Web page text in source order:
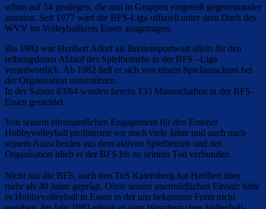
schon auf 54 gestiegen, die nun in Gruppen eingeteilt gegeneinander
antraten. Seit 1977 wird die BFS-Liga offiziell unter dem Dach des
WVV im Volleyballkreis Essen ausgetragen.
Bis 1982 war Heribert Adorf als Breitensportwart allein für den
reibungslosen Ablauf des Spielbetriebs in der BFS –Liga
verantwortlich. Ab 1982 ließ er sich von einem Spielausschuss bei
der Organisation unterstützen.
In der Saison 83/84 wurden bereits 133 Mannschaften in der BFS-
Essen gemeldet.
Von seinem ehrenamtlichen Engagement für den Essener
Hobbyvolleyball profitierten wir noch viele Jahre und auch nach
seinem Ausscheiden aus dem aktiven Spielbetrieb und der
Organisation blieb er der BFS bis zu seinem Tod verbunden.
Nicht nur die BFS, auch den TuS Katernberg hat Heribert über
mehr als 40 Jahre geprägt. Ohne seinen unermüdlichen Einsatz hätte
es Hobbyvolleyball in Essen in der uns bekannten Form nicht